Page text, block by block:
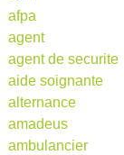
afpa
agent
agent de securite
aide soignante
alternance
amadeus
ambulancier